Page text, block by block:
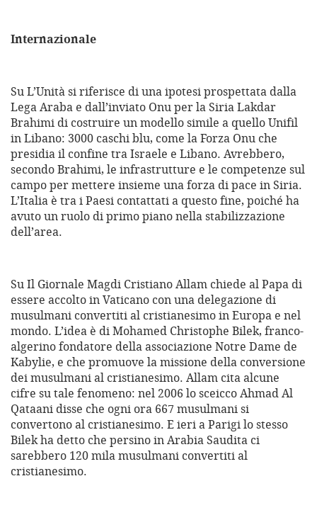
Internazionale
Su L’Unità si riferisce di una ipotesi prospettata dalla
Lega Araba e dall’inviato Onu per la Siria Lakdar
Brahimi di costruire un modello simile a quello Unifil
in Libano: 3000 caschi blu, come la Forza Onu che
presidia il confine tra Israele e Libano. Avrebbero,
secondo Brahimi, le infrastrutture e le competenze sul
campo per mettere insieme una forza di pace in Siria.
L’Italia è tra i Paesi contattati a questo fine, poiché ha
avuto un ruolo di primo piano nella stabilizzazione
dell’area.
Su Il Giornale Magdi Cristiano Allam chiede al Papa di
essere accolto in Vaticano con una delegazione di
musulmani convertiti al cristianesimo in Europa e nel
mondo. L’idea è di Mohamed Christophe Bilek, franco-
algerino fondatore della associazione Notre Dame de
Kabylie, e che promuove la missione della conversione
dei musulmani al cristianesimo. Allam cita alcune
cifre su tale fenomeno: nel 2006 lo sceicco Ahmad Al
Qataani disse che ogni ora 667 musulmani si
convertono al cristianesimo. E ieri a Parigi lo stesso
Bilek ha detto che persino in Arabia Saudita ci
sarebbero 120 mila musulmani convertiti al
cristianesimo.